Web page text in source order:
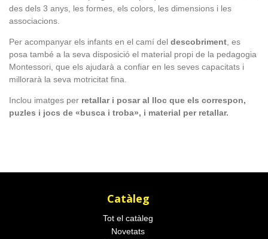
des dels 3 anys, les formes, els colors, les dimensions i les
associacions.
Per acompanyar els infants en el camí del descobriment , es
posa també a la seva disposició el material propi de la pedagogia
Montessori, que els ajudarà a confiar en les seves capacitats i
millorarà la seva motricitat fina.
Inclou imatges per retallar i posar al lloc que els correspon,
puzles i jocs de «busca i troba», i material per retallar.
Catàleg
Tot el catàleg
Novetats